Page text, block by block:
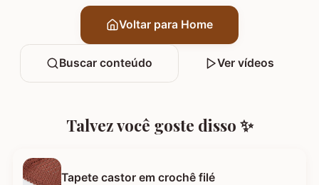
Voltar para Home
Buscar conteúdo Ver vídeos
Talvez você goste disso ✨
Tapete castor em crochê filé